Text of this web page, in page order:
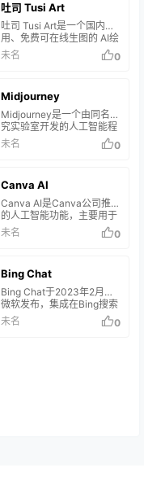
帮助用户提高工作和生活的
效率。也可以为创作者提供
更多的灵感和创意，帮助他
们更好地表达自己的想法和
观点，提高工作和生活的效
吐司 Tusi Art
吐司 Tusi Art是一个国内可
用、免费可在线生图的 AI绘
画模型分享社区，用户不仅
可以上传和下载AI绘画模
浏览器上用 Stable
Diffusion 进行文字生成图
像，而且使用也简单，直接
打开网站，注册登录账号，
然后选择喜欢的模型即可在
未名 0
Midjourney
Midjourney是一个由同名研
究实验室开发的人工智能程
序，可根据文本生成图像，
用户需透过Discord的机器
字就会自动产生图像，
Midjourney目前架设在
Discord频道上，因此需要
有Discord帐号才能使用。
未名 0
Canva AI
Canva AI是Canva公司推出
的人工智能功能，主要用于
辅助设计和创作 特征： 在
Canva原有的设计模板基础
文字，Canva AI可以自动生
成相关图片、颜色方案、字
体匹配。 支持基于风格化文
本提示进行图像生成，如
“色彩绚丽的古典邮票”。 可
未名 0
Bing Chat
Bing Chat于2023年2月由
微软发布，集成在Bing搜索
结果页面，提供智能聊天服
务。 用户可以与Bing Chat
未名 0